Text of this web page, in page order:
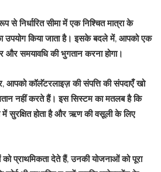
निर्धारित सीमा में एक निश्चित मात्रा के
किया जाता है। इसके बदले में, आपको एक
समयावधि की भुगतान करना होगा।
कॉलॅटरलाइज़ की संपत्ति की संपदाएँ खो
नहीं करते हैं। इस सिस्टम का मतलब है कि
होता है और ऋण की वसूली के लिए
प्राथमिकता देते हैं, उनकी योजनाओं को पूरा